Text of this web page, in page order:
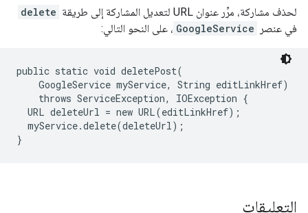
لحذف مشاركة، مرِّر عنوان URL لتعديل المشاركة إلى طريقة
delete
في عنصر
GoogleService ، على النحو التالي:
public static void deletePost(
    GoogleService myService, String editLinkHref)
    throws ServiceException, IOException {
  URL deleteUrl = new URL(editLinkHref);
  myService.delete(deleteUrl);
التعليقات